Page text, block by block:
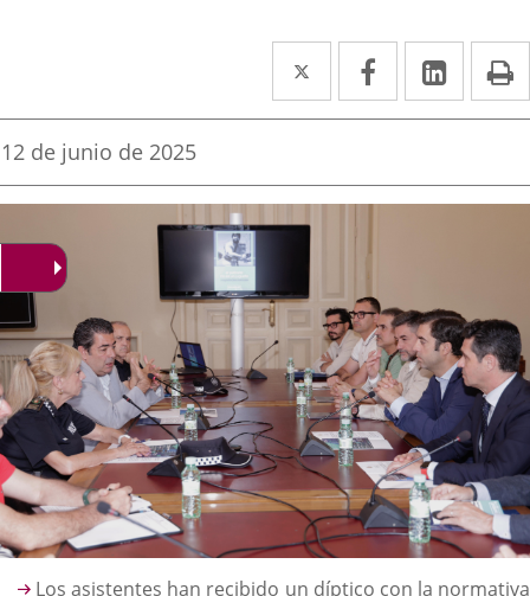
Twitter
Enlace
a
aplicación
externa.
Facebook
Enlace
a
aplicación
Enlace
a
Fecha
la
12 de junio de 2025
Los asistentes han recibido un díptico con la normativa